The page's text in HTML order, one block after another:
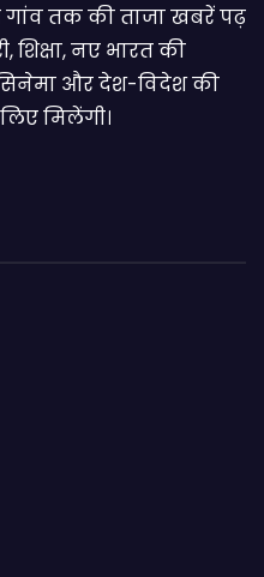
गांव तक की ताजा खबरें पढ़
नए भारत की
और देश-विदेश की
मिलेंगी।